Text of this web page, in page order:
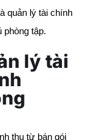
quản lý tài chính
phòng tập.
lý tài
thu từ bán gói